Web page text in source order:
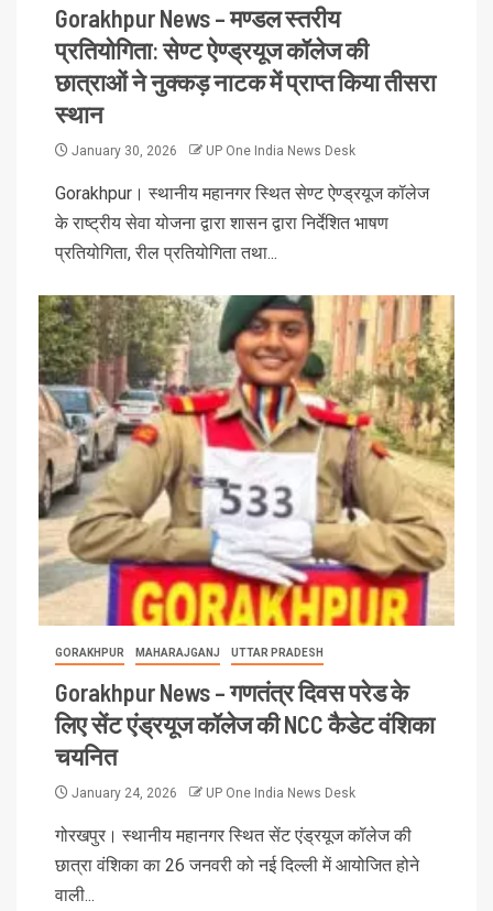
Gorakhpur News – मण्डल स्तरीय
प्रतियोगिता: सेण्ट ऐण्ड्रयूज कॉलेज की
छात्राओं ने नुक्कड़ नाटक में प्राप्त किया तीसरा
स्थान
January 30, 2026 UP One India News Desk
Gorakhpur। स्थानीय महानगर स्थित सेण्ट ऐण्ड्रयूज कॉलेज
के राष्ट्रीय सेवा योजना द्वारा शासन द्वारा निर्देशित भाषण
प्रतियोगिता, रील प्रतियोगिता तथा...
GORAKHPUR MAHARAJGANJ UTTAR PRADESH
Gorakhpur News – गणतंत्र दिवस परेड के
लिए सेंट एंड्रयूज कॉलेज की NCC कैडेट वंशिका
चयनित
January 24, 2026 UP One India News Desk
गोरखपुर। स्थानीय महानगर स्थित सेंट एंड्रयूज कॉलेज की
छात्रा वंशिका का 26 जनवरी को नई दिल्ली में आयोजित होने
वाली...